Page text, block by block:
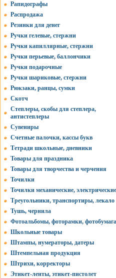
Рапидографы
Распродажа
Резинки для денег
Ручки гелевые, стержни
Ручки капиллярные, стержни
Ручки перьевые, баллончики
Ручки подарочные
Ручки шариковые, стержни
Рюкзаки, ранцы, сумки
Скотч
Степлеры, скобы для степлера,
антистеплеры
Сувениры
Счетные палочки, кассы букв
Тетради школьные, дневники
Товары для праздника
Товары для творчества и черчения
Точилки
Точилки механические, электрические
Треугольники, транспортиры, лекало
Тушь, чернила
Фотоальбомы, фоторамки, фотобумага
Школьные товары
Штампы, нумераторы, датеры
Штемпельная продукция
Штрихи, корректоры
Этикет-ленты, этикет-пистолет